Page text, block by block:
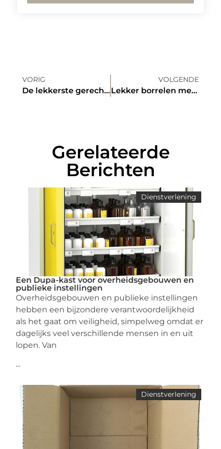
VORIG
De lekkerste gerechten eet u met onze foodservice! Wacht dan ook niet langer en laat u smaakpupill
VOLGENDE
Lekker borrelen met een borrelbox van Borreldoosje.nl
Gerelateerde
Berichten
Dienstverlening
Een Dupa-kast voor overheidsgebouwen en
publieke instellingen
Overheidsgebouwen en publieke instellingen
hebben een bijzondere verantwoordelijkheid
als het gaat om veiligheid, simpelweg omdat er
dagelijks veel verschillende mensen in en uit
lopen. Van
...
Dienstverlening